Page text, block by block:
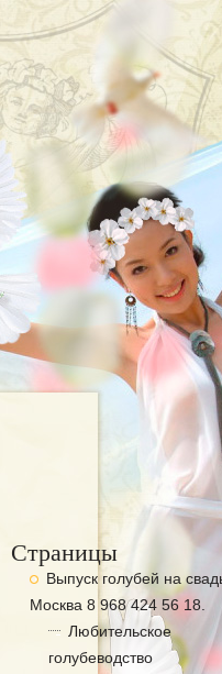
Страницы
Выпуск голубей на
Москва 8 968 424 56 18.
Любительское
голубеводство